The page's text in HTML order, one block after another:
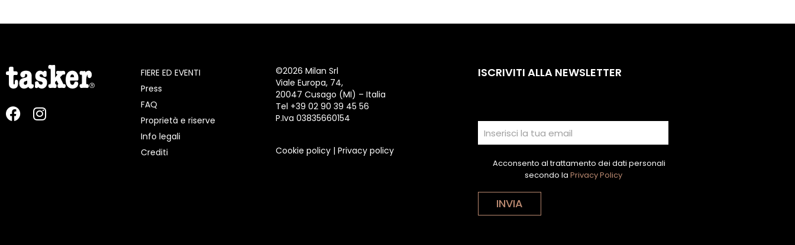
FIERE ED EVENTI
Press
FAQ
Proprietà e riserve
Info legali
Crediti
©2026 Milan Srl
Viale Europa, 74,
20047 Cusago (MI) – Italia
Tel +39 02 90 39 45 56
P.Iva 03835660154
Cookie policy | Privacy policy
ISCRIVITI ALLA NEWSLETTER
Acconsento al trattamento dei dati personali
secondo la Privacy Policy
INVIA